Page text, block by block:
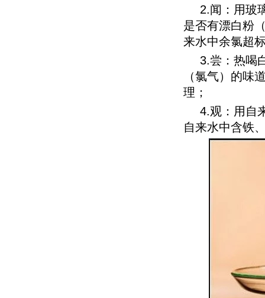
2.闻：用玻
是否有漂白粉
来水中余氯超
3.尝：热喝
（氯气）的味
理；
4.观：用自
自来水中含铁